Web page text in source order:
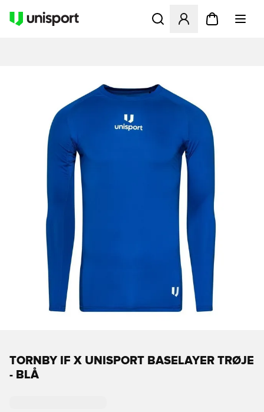
Åbner en Modal til at
TORNBY IF X UNISPORT BASELAYER TRØJE
- BLÅ